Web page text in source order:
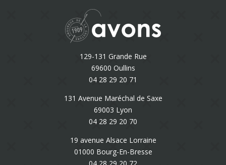
129-131 Grande Rue
69600 Oullins
04 28 29 20 71
131 Avenue Maréchal de Saxe
69003 Lyon
04 28 29 20 70
19 avenue Alsace Lorraine
01000 Bourg-En-Bresse